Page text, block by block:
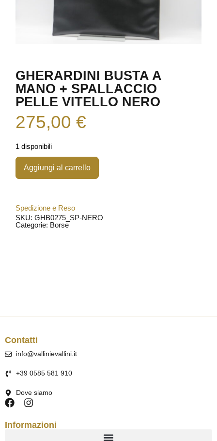
GHERARDINI BUSTA A
MANO + SPALLACCIO
PELLE VITELLO NERO
275,00€
1 disponibili
Aggiungi al carrello
Spedizione e Reso
SKU: GHB0275_SP-NERO
Categorie: Borse
Contatti
info@vallinievallini.it
+39 0585 581 910
Dove siamo
Informazioni